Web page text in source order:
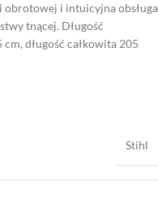
obrotowej i intuicyjna obsługa
tnącej. Długość
długość całkowita 205
Stihl